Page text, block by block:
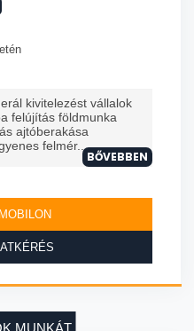
kivitelezést vállalok
felújítás földmunka
ajtóberakása
felmér...
BŐVEBBEN
MUNKÁT